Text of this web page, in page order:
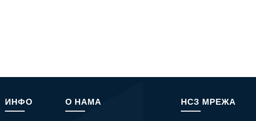
ИНФО О НАМА НСЗ МРЕЖА